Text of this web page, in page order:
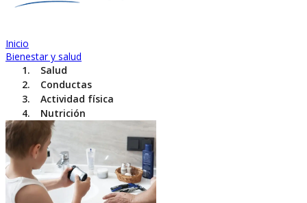
Inicio
Bienestar y salud
Salud
Conductas
Actividad física
Nutrición